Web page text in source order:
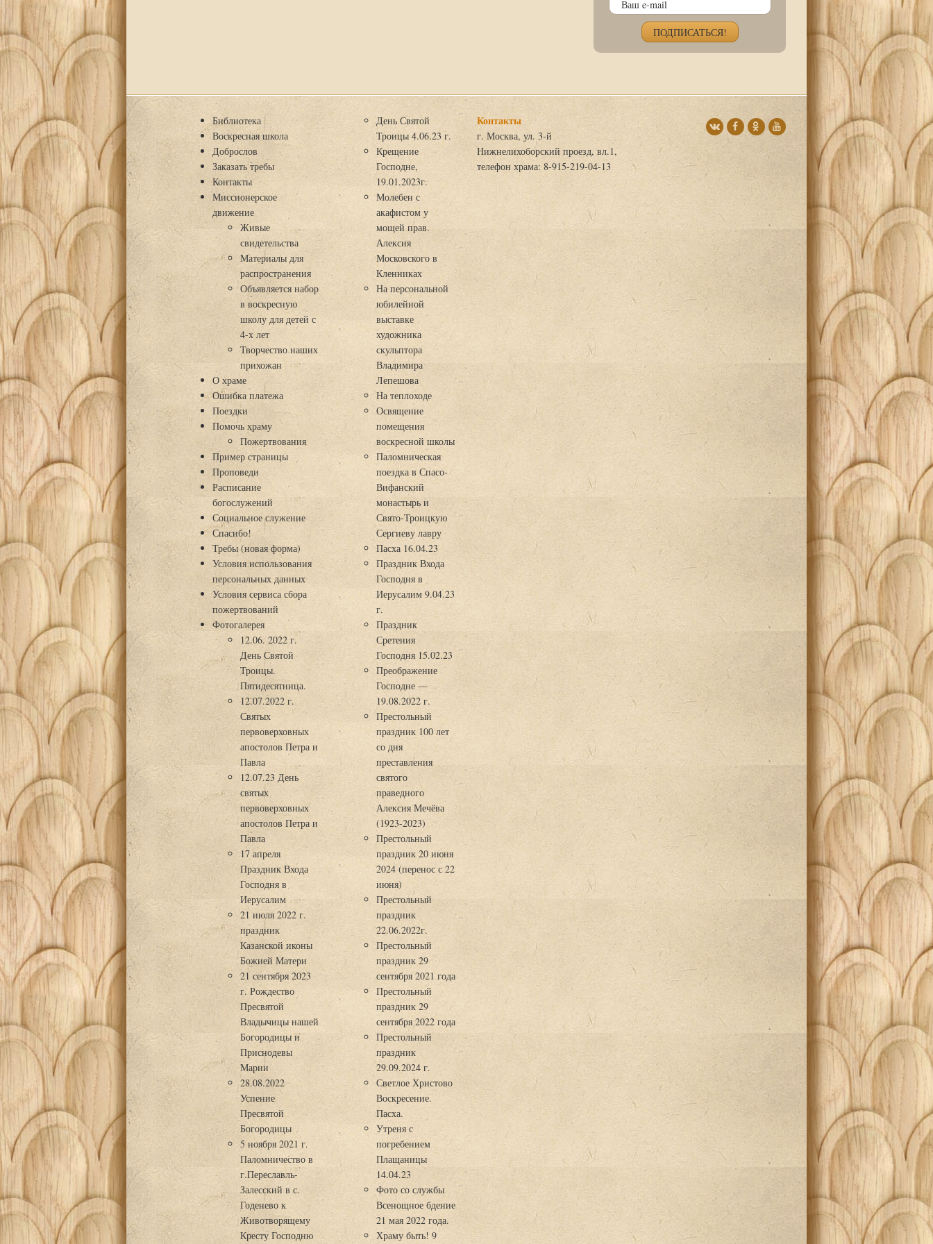
Библиотека
Воскресная школа
Доброслов
Заказать требы
Контакты
Миссионерское
движение
Живые
свидетельства
Материалы для
распространения
Объявляется набор
в воскресную
школу для детей с
4-х лет
Творчество наших
прихожан
О храме
Ошибка платежа
Поездки
Помочь храму
Пожертвования
Пример страницы
Проповеди
Расписание
богослужений
Социальное служение
Спасибо!
Требы (новая форма)
Условия использования
персональных данных
Условия сервиса сбора
пожертвований
Фотогалерея
12.06. 2022 г.
День Святой
Троицы.
Пятидесятница.
12.07.2022 г.
Святых
первоверховных
апостолов Петра и
Павла
12.07.23 День
святых
первоверховных
апостолов Петра и
Павла
17 апреля
Праздник Входа
Господня в
Иерусалим
21 июля 2022 г.
праздник
Казанской иконы
Божией Матери
21 сентября 2023
г. Рождество
Пресвятой
Владычицы нашей
Богородицы и
Приснодевы
Марии
28.08.2022
Успение
Пресвятой
Богородицы
5 ноября 2021 г.
Паломничество в
г.Переславль-
Залесский в с.
Годенево к
Животворящему
Кресту Господню
День Святой
Троицы 4.06.23 г.
Крещение
Господне,
19.01.2023г.
Молебен с
акафистом у
мощей прав.
Алексия
Московского в
Кленниках
На персональной
юбилейной
выставке
художника
скульптора
Владимира
Лепешова
На теплоходе
Освящение
помещения
воскресной школы
Паломническая
поездка в Спасо-
Вифанский
монастырь и
Свято-Троицкую
Сергиеву лавру
Пасха 16.04.23
Праздник Входа
Господня в
Иерусалим 9.04.23
г.
Праздник
Сретения
Господня 15.02.23
Преображение
Господне —
19.08.2022 г.
Престольный
праздник 100 лет
со дня
преставления
святого
праведного
Алексия Мечёва
(1923-2023)
Престольный
праздник 20 июня
2024 (перенос с 22
июня)
Престольный
праздник
22.06.2022г.
Престольный
праздник 29
сентября 2021 года
Престольный
праздник 29
сентября 2022 года
Престольный
праздник
29.09.2024 г.
Светлое Христово
Воскресение.
Пасха.
Утреня с
погребением
Плащаницы
14.04.23
Фото со службы
Всенощное бдение
21 мая 2022 года.
Храму быть! 9
Контакты
г. Москва, ул. 3-й
Нижнелихоборский проезд, вл.1,
телефон храма: 8-915-219-04-13